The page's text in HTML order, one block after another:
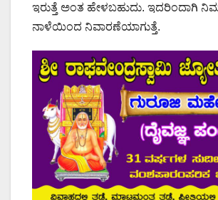
ಇರುತ್ತೆ ಅಂತ ಹೇಳಬಹುದು. ಇದರಿಂದಾಗಿ
ನಾಳೆಯಿಂದ ನಿವಾರಣೆಯಾಗುತ್ತೆ.